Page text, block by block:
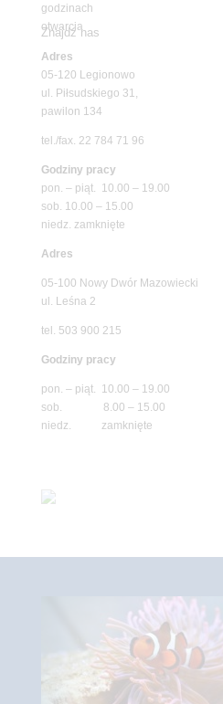
Znajdź nas
Adres
05-120 Legionowo
ul. Piłsudskiego 31,
pawilon 134
tel./fax. 22 784 71 96
Godziny pracy
pon. – piąt. 10.00 – 19.00
sob. 10.00 – 15.00
niedz. zamknięte
Adres
05-100 Nowy Dwór Mazowiecki
ul. Leśna 2
tel. 503 900 215
Godziny pracy
pon. – piąt. 10.00 – 19.00
sob. 8.00 – 15.00
niedz. zamknięte